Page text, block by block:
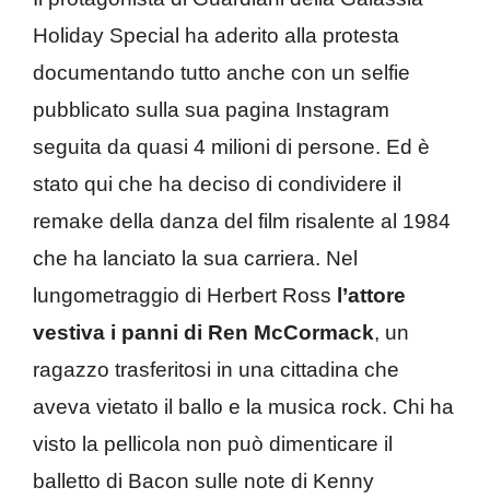
Holiday Special ha aderito alla protesta
documentando tutto anche con un selfie
pubblicato sulla sua pagina Instagram
seguita da quasi 4 milioni di persone. Ed è
stato qui che ha deciso di condividere il
remake della danza del film risalente al 1984
che ha lanciato la sua carriera. Nel
lungometraggio di Herbert Ross l’attore
vestiva i panni di Ren McCormack, un
ragazzo trasferitosi in una cittadina che
aveva vietato il ballo e la musica rock. Chi ha
visto la pellicola non può dimenticare il
balletto di Bacon sulle note di Kenny